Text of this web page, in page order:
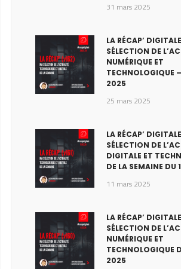
31 mars 2025
LA RÉCAP’
SÉLECTION DE
NUMÉRIQUE ET
TECHNOLOGIQUE
2025
25 mars 2025
LA RÉCAP’
SÉLECTION DE
DIGITALE ET
DE LA SEMAINE DU
11 mars 2025
LA RÉCAP’
SÉLECTION DE
NUMÉRIQUE ET
TECHNOLOGIQUE
2025